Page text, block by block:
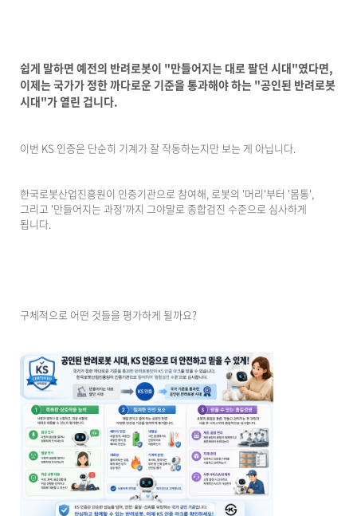
쉽게 말하면 예전의 반려로봇이 "만들어지는 대로 팔던 시대"였다면,
이제는 국가가 정한 까다로운 기준을 통과해야 하는 "공인된 반려로봇
시대"가 열린 겁니다.
이번 KS 인증은 단순히 기계가 잘 작동하는지만 보는 게 아닙니다.
한국로봇산업진흥원이 인증기관으로 참여해, 로봇의 '머리'부터 '몸통',
그리고 '만들어지는 과정'까지 그야말로 종합검진 수준으로 심사하게
됩니다.
구체적으로 어떤 것들을 평가하게 될까요?